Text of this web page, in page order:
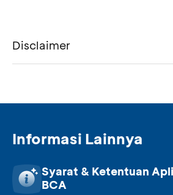
Disclaimer
Informasi Lainnya
Syarat & Ketentuan
BCA